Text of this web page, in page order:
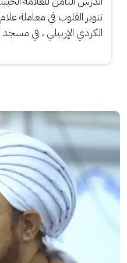
تنوير القلوب في معاملة
الكردي الإربيلي ، في
الصورة